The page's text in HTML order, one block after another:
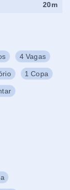
4 Vagas
1 Copa
20m